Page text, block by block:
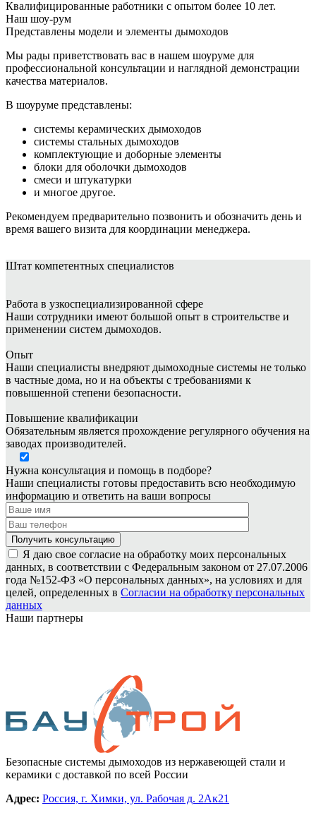
Квалифицированные работники с опытом более 10 лет.
Наш шоу-рум
Представлены модели и элементы дымоходов
Мы рады приветствовать вас в нашем шоуруме для
профессиональной консультации и наглядной демонстрации
качества материалов.
В шоуруме представлены:
системы керамических дымоходов
системы стальных дымоходов
комплектующие и доборные элементы
блоки для оболочки дымоходов
смеси и штукатурки
и многое другое.
Рекомендуем предварительно позвонить и обозначить день и
время вашего визита для координации менеджера.
Штат компетентных специалистов
Работа в узкоспециализированной сфере
Наши сотрудники имеют большой опыт в строительстве и
применении систем дымоходов.
Опыт
Наши специалисты внедряют дымоходные системы не только
в частные дома, но и на объекты с требованиями к
повышенной степени безопасности.
Повышение квалификации
Обязательным является прохождение регулярного обучения на
заводах производителей.
Нужна консультация и помощь в подборе?
Наши специалисты готовы предоставить всю необходимую
информацию и ответить на ваши вопросы
Я даю свое согласие на обработку моих персональных
данных, в соответствии с Федеральным законом от 27.07.2006
года №152-ФЗ «О персональных данных», на условиях и для
целей, определенных в Согласии на обработку персональных
данных
Наши партнеры
Безопасные системы дымоходов из нержавеющей стали и
керамики с доставкой по всей России
Адрес: Россия, г. Химки, ул. Рабочая д. 2Ак21